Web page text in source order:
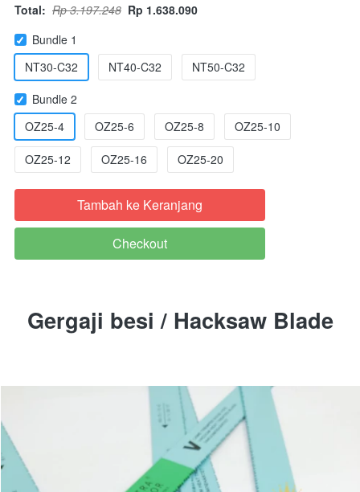
Total: Rp 3.197.248 Rp 1.638.090
Bundle 1
NT30-C32
NT40-C32
NT50-C32
Bundle 2
OZ25-4
OZ25-6 OZ25-8 OZ25-10
OZ25-12 OZ25-16 OZ25-20
`
Tambah ke Keranjang
`
Checkout
Gergaji besi / Hacksaw Blade